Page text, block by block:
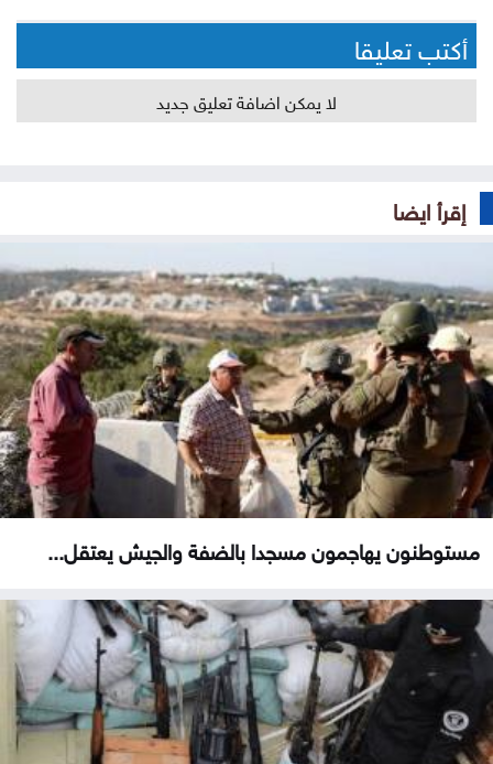
أكتب تعليقا
لا يمكن اضافة تعليق جديد
إقرأ ايضا
مستوطنون يهاجمون مسجدا بالضفة والجيش يعتقل...